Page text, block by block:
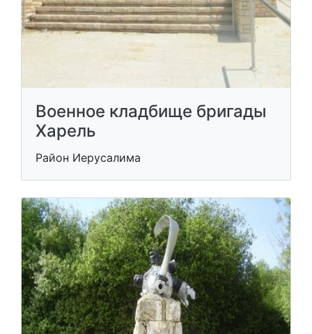
Военное кладбище бригады
Харель
Район Иерусалима